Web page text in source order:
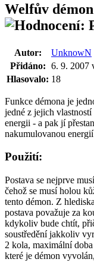
Welfův
Autor:
UnknowN
Přidáno: 6. 9. 2007
Hlasovalo: 18
Funkce démona je
jedné z jejich
energii - a pak jí
nakumulovanou
Použití:
Postava se nejprve
čehož se musí holou
tento démon. Z
postava považuje za
kdykoliv bude chtít,
soustředění jakkoliv
2 kola, maximální
které je démon